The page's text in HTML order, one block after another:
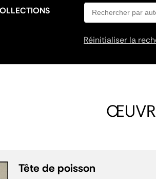
Réinitialiser la
Tête de poisson